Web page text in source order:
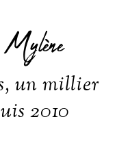
un millier
2010